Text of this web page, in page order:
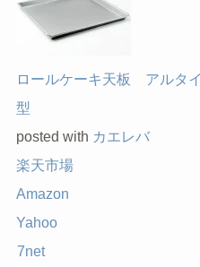
ロールケーキ天板 アルタ
型
posted with カエレバ
楽天市場
Amazon
Yahoo
7net